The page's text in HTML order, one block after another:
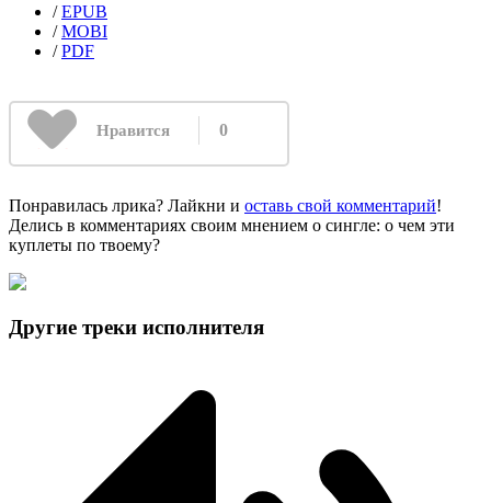
/EPUB
/MOBI
/PDF
Нравится 0
Понравилась лрика? Лайкни и оставь свой комментарий!
Делись в комментариях своим мнением о сингле: о чем эти
куплеты по твоему?
Другие треки исполнителя